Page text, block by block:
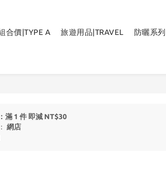
合價|TYPE A 旅遊用品|TRAVEL 防曬系
滿 1 件 即減 NT$30
網店